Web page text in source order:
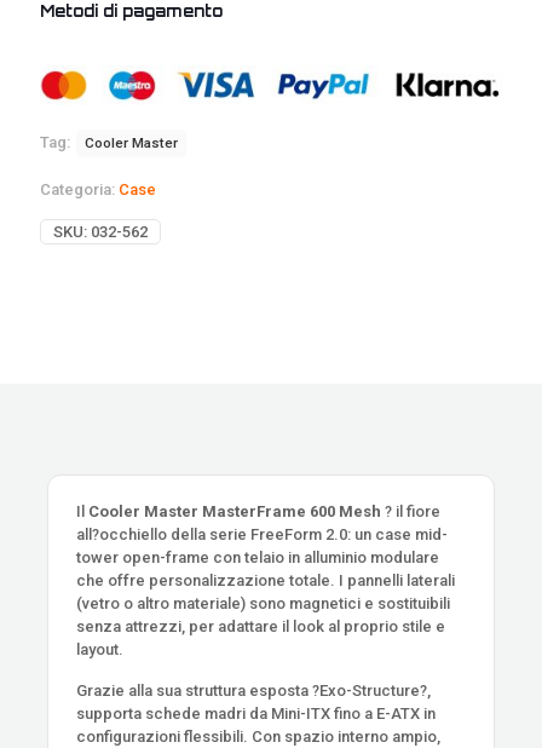
Metodi di pagamento
Tag: Cooler Master
Categoria: Case
SKU: 032-562
Il Cooler Master MasterFrame 600 Mesh ? il fiore
all?occhiello della serie FreeForm 2.0: un case mid-
tower open-frame con telaio in alluminio modulare
che offre personalizzazione totale. I pannelli laterali
(vetro o altro materiale) sono magnetici e sostituibili
senza attrezzi, per adattare il look al proprio stile e
layout.
Grazie alla sua struttura esposta ?Exo-Structure?,
supporta schede madri da Mini-ITX fino a E-ATX in
configurazioni flessibili. Con spazio interno ampio,